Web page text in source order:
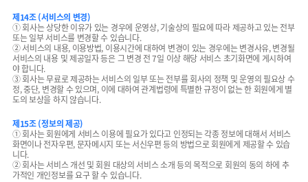
제14조 (서비스의 변경)
① 회사는 상당한 이유가 있는 경우에 운영상, 기술상의 필요에 따라 제공하고 있는 전부
또는 일부 서비스를 변경할 수 있습니다.
② 서비스의 내용, 이용방법, 이용시간에 대하여 변경이 있는 경우에는 변경사유, 변경될
서비스의 내용 및 제공일자 등은 그 변경 전 7일 이상 해당 서비스 초기화면에 게시하여
야 합니다.
③ 회사는 무료로 제공하는 서비스의 일부 또는 전부를 회사의 정책 및 운영의 필요상 수
정, 중단, 변경할 수 있으며, 이에 대하여 관계법령에 특별한 규정이 없는 한 회원에게 별
도의 보상을 하지 않습니다.
제15조 (정보의 제공)
① 회사는 회원에게 서비스 이용에 필요가 있다고 인정되는 각종 정보에 대해서 서비스
화면이나 전자우편, 문자메시지 또는 서신우편 등의 방법으로 회원에게 제공할 수 있습
니다.
② 회사는 서비스 개선 및 회원 대상의 서비스 소개 등의 목적으로 회원의 동의 하에 추
가적인 개인정보를 요구 할 수 있습니다.